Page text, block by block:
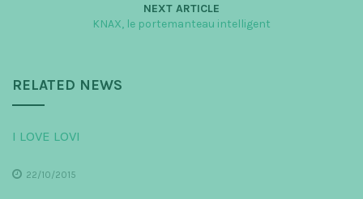
NEXT ARTICLE
KNAX, le portemanteau intelligent
RELATED NEWS
I LOVE LOVI
22/10/2015